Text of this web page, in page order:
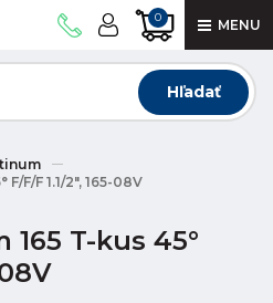
0 MENU
Hľadať
F/F 1.1/2", 165-08V
165 T-kus 45°